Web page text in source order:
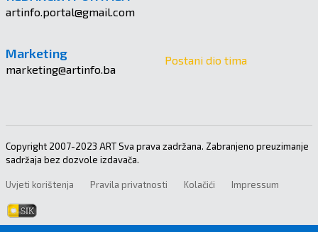
artinfo.portal@gmail.com
Marketing
marketing@artinfo.ba
Postani dio tima
Copyright 2007-2023 ART Sva prava zadržana. Zabranjeno preuzimanje
sadržaja bez dozvole izdavača.
Uvjeti korištenja Pravila privatnosti Kolačići Impressum